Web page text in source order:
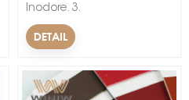
Inodore. 3.
R&eacute;sistant aux
rides. &nbsp; &nbsp;
DETAIL